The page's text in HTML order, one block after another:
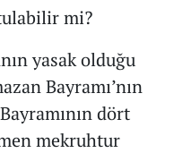
mi?
yasak olduğu
Bayramı’nın
dört
mekruhtur